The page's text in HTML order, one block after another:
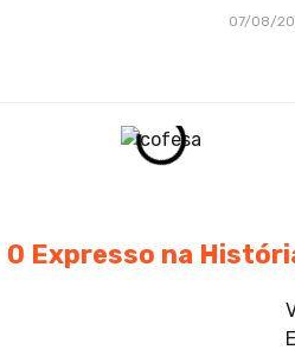
07/08/
O Expresso na